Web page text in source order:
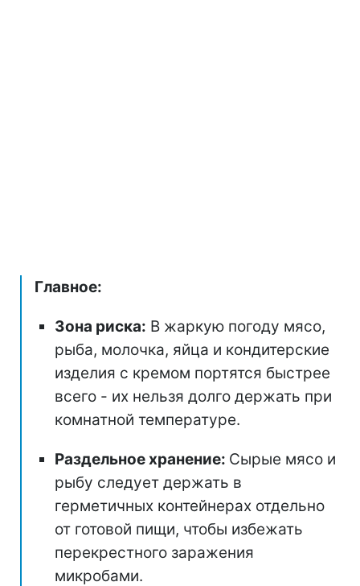
Главное:
Зона риска: В жаркую погоду мясо,
рыба, молочка, яйца и кондитерские
изделия с кремом портятся быстрее
всего - их нельзя долго держать при
комнатной температуре.
Раздельное хранение: Сырые мясо и
рыбу следует держать в
герметичных контейнерах отдельно
от готовой пищи, чтобы избежать
перекрестного заражения
микробами.